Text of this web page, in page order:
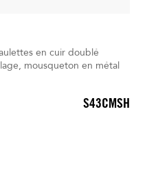
en cuir doublé
mousqueton en métal
S43CMSH